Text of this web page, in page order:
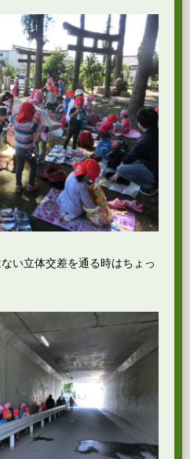
い立体交差を通る時はちょっ